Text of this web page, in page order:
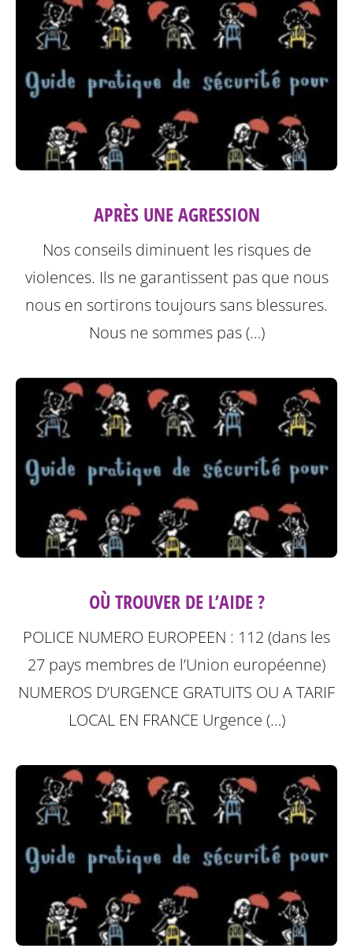
APRÈS UNE AGRESSION
Nos conseils diminuent les risques de
violences. Ils ne garantissent pas que nous
nous en sortirons toujours sans blessures.
Nous ne sommes pas (…)
OÙ TROUVER DE L’AIDE ?
POLICE NUMERO EUROPEEN : 112 (dans les
27 pays membres de l’Union européenne)
NUMEROS D’URGENCE GRATUITS OU A TARIF
LOCAL EN FRANCE Urgence (…)